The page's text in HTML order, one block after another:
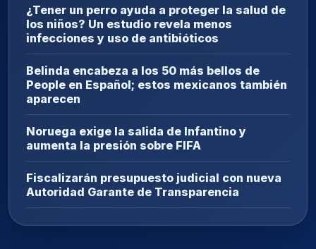
¿Tener un perro ayuda a proteger la salud de
los niños? Un estudio revela menos
infecciones y uso de antibióticos
Belinda encabeza a los 50 más bellos de
People en Español; estos mexicanos también
aparecen
Noruega exige la salida de Infantino y
aumenta la presión sobre FIFA
Fiscalizarán presupuesto judicial con nueva
Autoridad Garante de Transparencia